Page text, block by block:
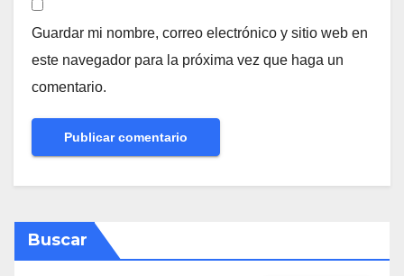
Guardar mi nombre, correo electrónico y sitio web en
este navegador para la próxima vez que haga un
comentario.
Buscar